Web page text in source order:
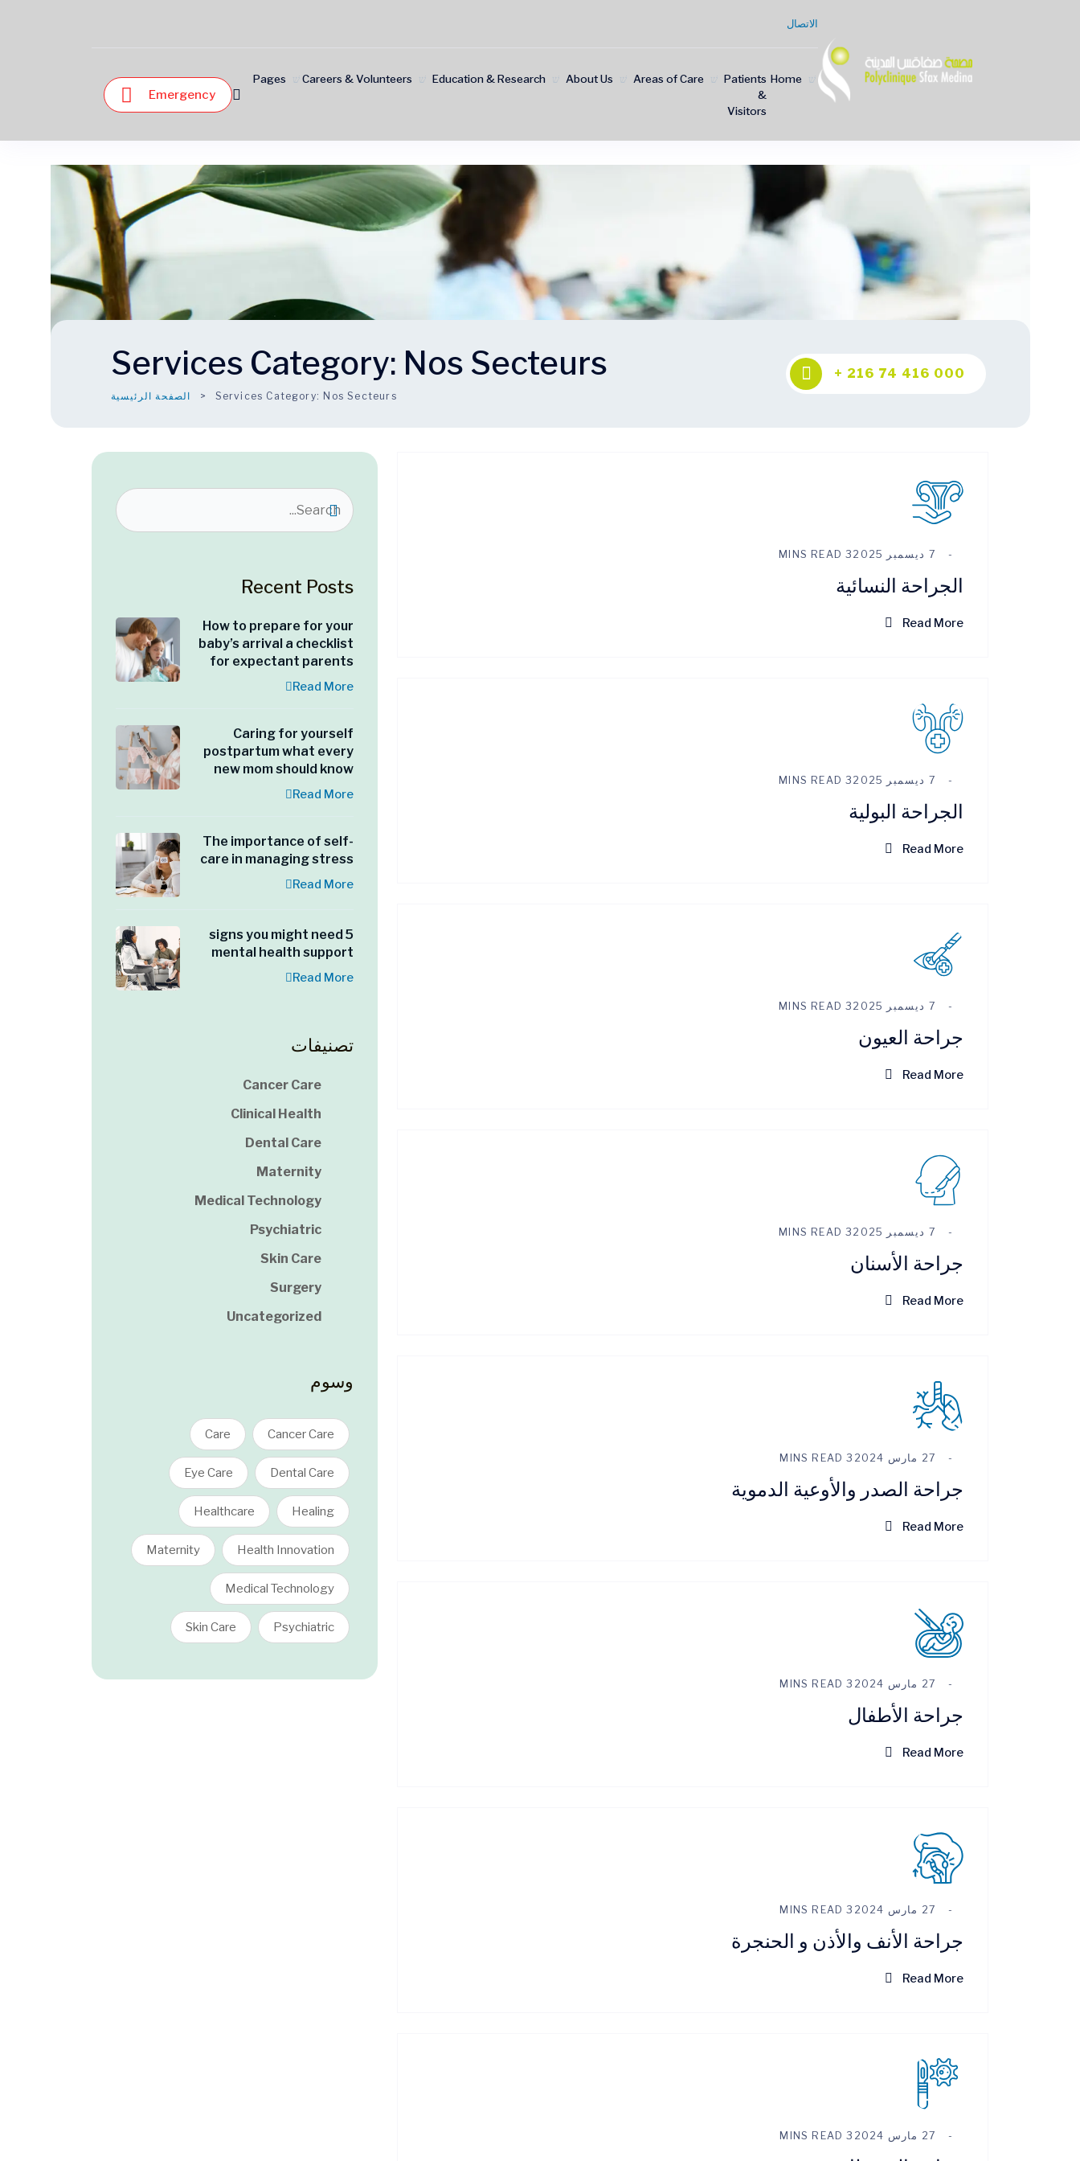
الاتصال
Home
Patients
&
Visitors
Areas of Care
About Us
Education & Research
Careers & Volunteers
Pages
Emergency
Services Category: Nos Secteurs
الصفحة الرئيسية Services Category: Nos Secteurs
+ 216 74 416 000
7 ديسمبر 2025 3 MINS READ
الجراحة النسائية
Read More
7 ديسمبر 2025 3 MINS READ
الجراحة البولية
Read More
7 ديسمبر 2025 3 MINS READ
جراحة العيون
Read More
7 ديسمبر 2025 3 MINS READ
جراحة الأسنان
Read More
27 مارس 2024 3 MINS READ
جراحة الصدر والأوعية الدموية
Read More
27 مارس 2024 3 MINS READ
جراحة الأطفال
Read More
27 مارس 2024 3 MINS READ
جراحة الأنف والأذن و الحنجرة
Read More
27 مارس 2024 3 MINS READ
Recent Posts
How to prepare for your
baby’s arrival a checklist
for expectant parents
Read More
Caring for yourself
postpartum what every
new mom should know
Read More
The importance of self-
care in managing stress
Read More
5 signs you might need
mental health support
Read More
تصنيفات
Cancer Care
Clinical Health
Dental Care
Maternity
Medical Technology
Psychiatric
Skin Care
Surgery
Uncategorized
وسوم
Cancer Care
Care
Dental Care
Eye Care
Healing
Healthcare
Health Innovation
Maternity
Medical Technology
Psychiatric
Skin Care